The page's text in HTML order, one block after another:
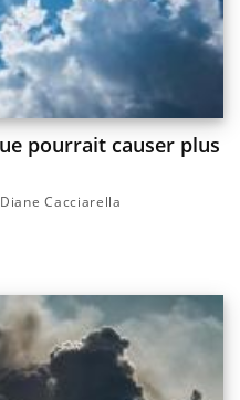
pourrait causer plus
Cacciarella